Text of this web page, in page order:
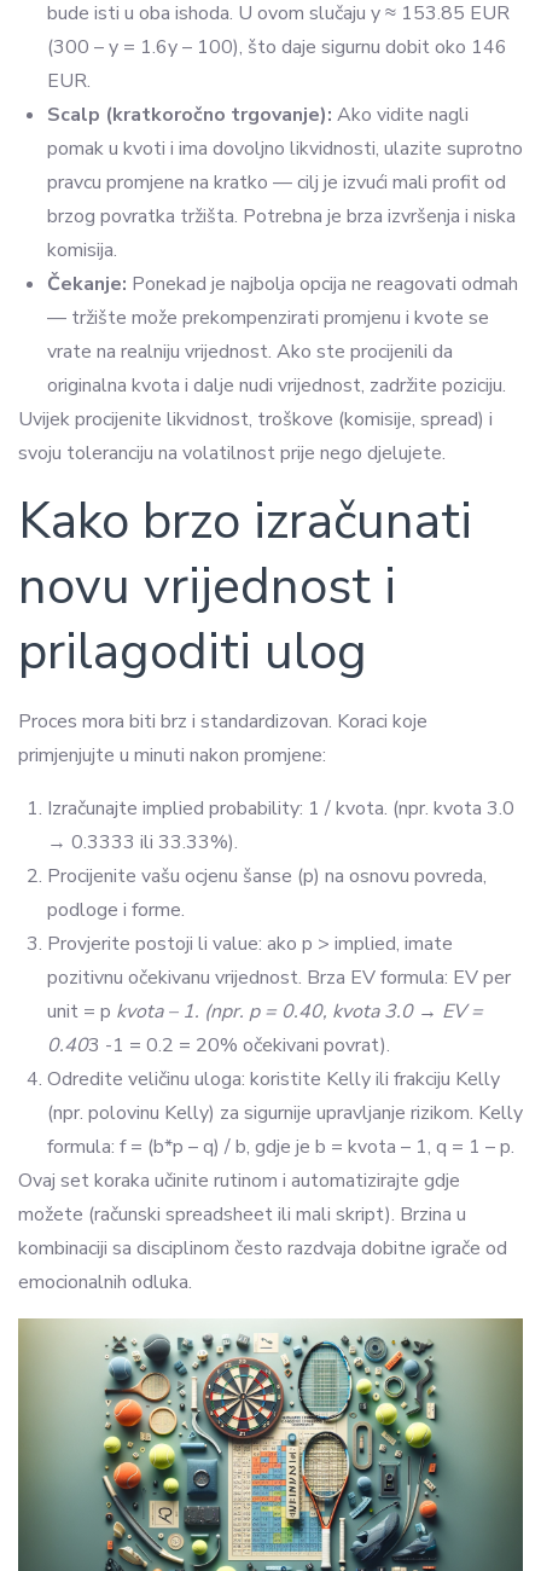
bude isti u oba ishoda. U ovom slučaju y ≈ 153.85 EUR
(300 – y = 1.6y – 100), što daje sigurnu dobit oko 146
EUR.
Scalp (kratkoročno trgovanje): Ako vidite nagli
pomak u kvoti i ima dovoljno likvidnosti, ulazite suprotno
pravcu promjene na kratko — cilj je izvući mali profit od
brzog povratka tržišta. Potrebna je brza izvršenja i niska
komisija.
Čekanje: Ponekad je najbolja opcija ne reagovati odmah
— tržište može prekompenzirati promjenu i kvote se
vrate na realniju vrijednost. Ako ste procijenili da
originalna kvota i dalje nudi vrijednost, zadržite poziciju.
Uvijek procijenite likvidnost, troškove (komisije, spread) i
svoju toleranciju na volatilnost prije nego djelujete.
Kako brzo izračunati
novu vrijednost i
prilagoditi ulog
Proces mora biti brz i standardizovan. Koraci koje
primjenjujte u minuti nakon promjene:
Izračunajte implied probability: 1 / kvota. (npr. kvota 3.0
→ 0.3333 ili 33.33%).
Procijenite vašu ocjenu šanse (p) na osnovu povreda,
podloge i forme.
Provjerite postoji li value: ako p > implied, imate
pozitivnu očekivanu vrijednost. Brza EV formula: EV per
unit = p kvota – 1. (npr. p = 0.40, kvota 3.0 → EV =
0.403 -1 = 0.2 = 20% očekivani povrat).
Odredite veličinu uloga: koristite Kelly ili frakciju Kelly
(npr. polovinu Kelly) za sigurnije upravljanje rizikom. Kelly
formula: f = (b*p – q) / b, gdje je b = kvota – 1, q = 1 – p.
Ovaj set koraka učinite rutinom i automatizirajte gdje
možete (računski spreadsheet ili mali skript). Brzina u
kombinaciji sa disciplinom često razdvaja dobitne igrače od
emocionalnih odluka.